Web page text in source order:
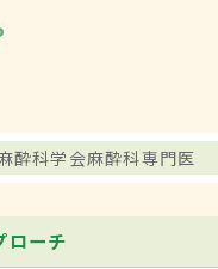
酔科学会麻酔科専門医
ローチ